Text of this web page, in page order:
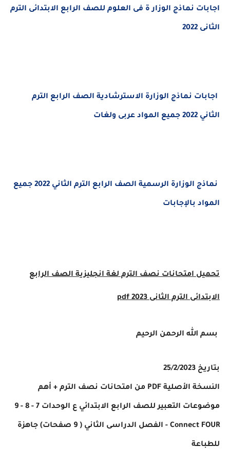
اجابات نماذج الوزار ة فى العلوم للصف الرابع الابتدائى الترم
الثانى 2022
اجابات نماذج الوزارة الاسترشادية الصف الرابع الترم
الثاني 2022 جميع المواد عربى ولغات
نماذج الوزارة الرسمية الصف الرابع الترم الثاني 2022 جميع
المواد بالإجابات
تحميل امتحاناتنصف الترم لغة انجليزية الصف الرابع
الابتدائى الترم الثانى 2023 pdf
بسم الله الرحمن الرحيم
بتاريخ 25/2/2023
النسخة الأصلية PDF من امتحانات نصف الترم + أهم
موضوعات التعبير للصف الرابع الابتدائي ع الوحدات 7 - 8 - 9
Connect FOUR - الفصل الدراسى الثاني ( 9 صفحات) جاهزة
للطباعة